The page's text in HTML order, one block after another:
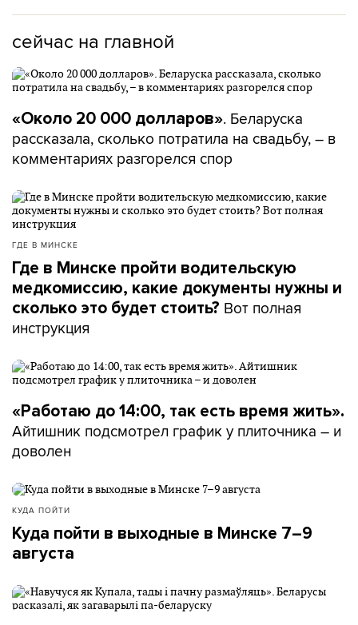
сейчас на главной
«Около 20 000 долларов». Беларуска
рассказала, сколько потратила на свадьбу, – в
комментариях разгорелся спор
ГДЕ В МИНСКЕ
Где в Минске пройти водительскую
медкомиссию, какие документы нужны и
сколько это будет стоить? Вот полная
инструкция
«Работаю до 14:00, так есть время жить».
Айтишник подсмотрел график у плиточника – и
доволен
КУДА ПОЙТИ
Куда пойти в выходные в Минске 7–9
августа